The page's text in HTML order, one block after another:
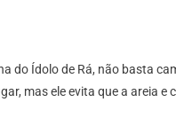
do Ídolo de Rá, não basta
mas ele evita que a areia e